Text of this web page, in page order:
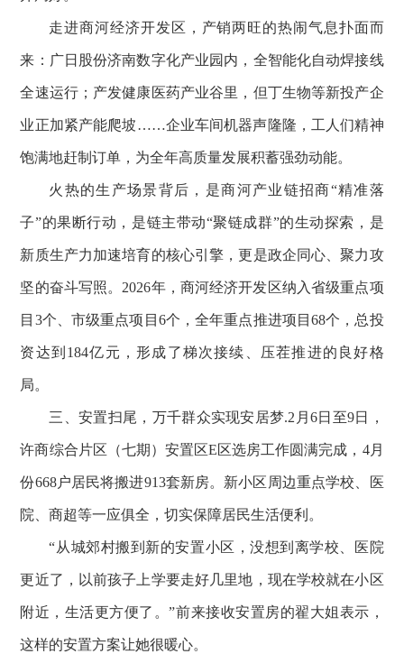
走进商河经济开发区，产销两旺的热闹气息扑面而
来：广日股份济南数字化产业园内，全智能化自动焊接线
全速运行；产发健康医药产业谷里，但丁生物等新投产企
业正加紧产能爬坡……企业车间机器声隆隆，工人们精神
饱满地赶制订单，为全年高质量发展积蓄强劲动能。
火热的生产场景背后，是商河产业链招商“精准落
子”的果断行动，是链主带动“聚链成群”的生动探索，是
新质生产力加速培育的核心引擎，更是政企同心、聚力攻
坚的奋斗写照。2026年，商河经济开发区纳入省级重点项
目3个、市级重点项目6个，全年重点推进项目68个，总投
资达到184亿元，形成了梯次接续、压茬推进的良好格
局。
三、安置扫尾，万千群众实现安居梦.2月6日至9日，
许商综合片区（七期）安置区E区选房工作圆满完成，4月
份668户居民将搬进913套新房。新小区周边重点学校、医
院、商超等一应俱全，切实保障居民生活便利。
“从城郊村搬到新的安置小区，没想到离学校、医院
更近了，以前孩子上学要走好几里地，现在学校就在小区
附近，生活更方便了。”前来接收安置房的翟大姐表示，
这样的安置方案让她很暖心。